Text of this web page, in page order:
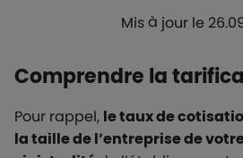
Mis à jour le
Comprendre la
Pour rappel, le taux de
la taille de l’entreprise de